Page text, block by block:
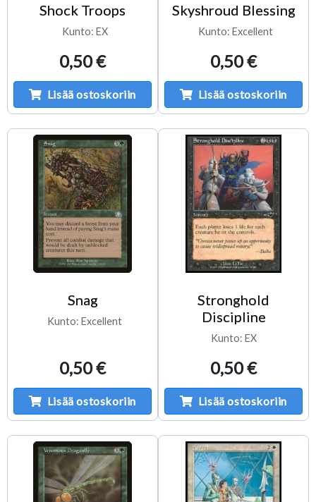
Shock Troops
Kunto: EX
0,50 €
Lisää ostoskoriin
Skyshroud Blessing
Kunto: Excellent
0,50 €
Lisää ostoskoriin
Snag
Kunto: Excellent
0,50 €
Lisää ostoskoriin
Stronghold
Discipline
Kunto: EX
0,50 €
Lisää ostoskoriin